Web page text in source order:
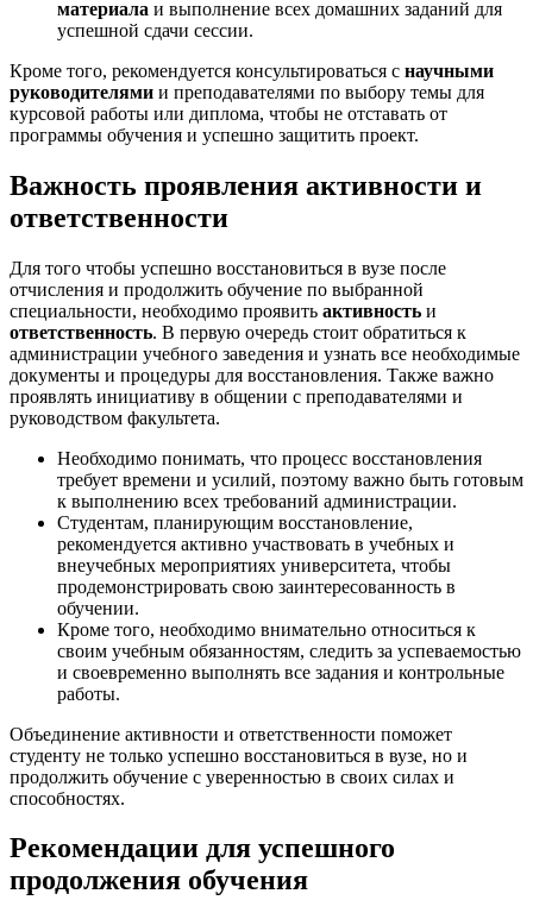
материала и выполнение всех домашних заданий для
успешной сдачи сессии.
Кроме того, рекомендуется консультироваться с научными
руководителями и преподавателями по выбору темы для
курсовой работы или диплома, чтобы не отставать от
программы обучения и успешно защитить проект.
Важность проявления активности и
ответственности
Для того чтобы успешно восстановиться в вузе после
отчисления и продолжить обучение по выбранной
специальности, необходимо проявить активность и
ответственность. В первую очередь стоит обратиться к
администрации учебного заведения и узнать все необходимые
документы и процедуры для восстановления. Также важно
проявлять инициативу в общении с преподавателями и
руководством факультета.
Необходимо понимать, что процесс восстановления
требует времени и усилий, поэтому важно быть готовым
к выполнению всех требований администрации.
Студентам, планирующим восстановление,
рекомендуется активно участвовать в учебных и
внеучебных мероприятиях университета, чтобы
продемонстрировать свою заинтересованность в
обучении.
Кроме того, необходимо внимательно относиться к
своим учебным обязанностям, следить за успеваемостью
и своевременно выполнять все задания и контрольные
работы.
Объединение активности и ответственности поможет
студенту не только успешно восстановиться в вузе, но и
продолжить обучение с уверенностью в своих силах и
способностях.
Рекомендации для успешного
продолжения обучения